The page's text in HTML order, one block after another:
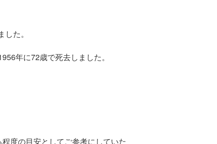
た。
年に72歳で死去しました。
度の目安としてご参考にしていた